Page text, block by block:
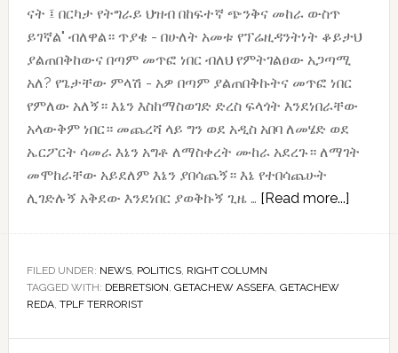
ናት ፤ በርካታ የትግራይ ህዝብ በከፍተኛ ጭንቅና መከራ ውስጥ
ይገኛል" ብለዋል። ጥያቄ - በሁለት አመቱ የፕሬዚዳንትነት ቆይታህ
ያልጠበቅከውና በጣም መጥፎ ነበር ብለህ የምትገልፀው አጋጣሚ
አለ? የጌታቸው ምላሽ - አዎ በጣም ያልጠበቅኩትና መጥፎ ነበር
የምለው አለኝ። እኔን እስከማስወገድ ድረስ ፍላጎት እንደነበራቸው
አላውቅም ነበር። መጨረሻ ላይ ግን ወደ አዲስ አበባ ለመሄድ ወደ
ኤርፖርት ሳመራ እኔን አግቶ ለማስቀረት ሙከራ አደረጉ። ለማገት
መሞከራቸው አይደለም እኔን ያበሳጨኝ። እኔ የተበሳጨሁት
ሊገድሉኝ አቅደው እንደነበር ያወቅኩኝ ጊዜ … [Read more...]about
ላይ
FILED UNDER: NEWS, POLITICS, RIGHT COLUMN
TAGGED WITH: DEBRETSION, GETACHEW ASSEFA, GETACHEW
REDA, TPLF TERRORIST